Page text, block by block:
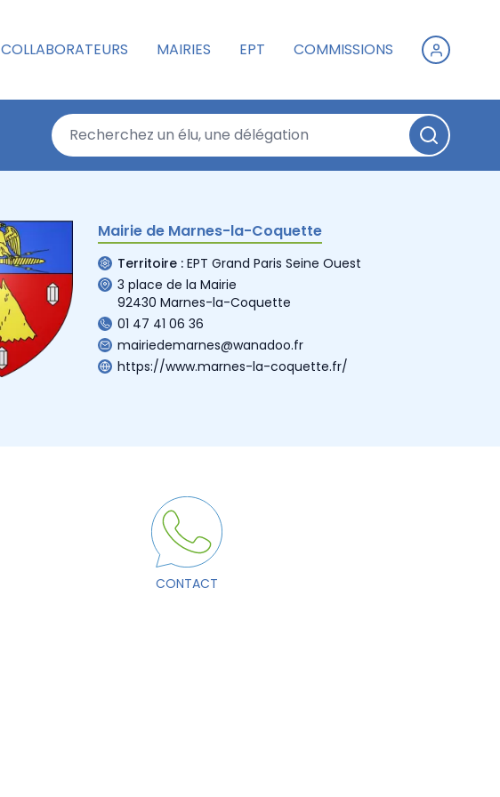
COLLABORATEURS MAIRIES EPT COMMISSIONS
Mairie de Marnes-la-Coquette
Territoire : EPT Grand Paris Seine Ouest
3 place de la Mairie
92430 Marnes-la-Coquette
01 47 41 06 36
mairiedemarnes@wanadoo.fr
https://www.marnes-la-coquette.fr/
CONTACT